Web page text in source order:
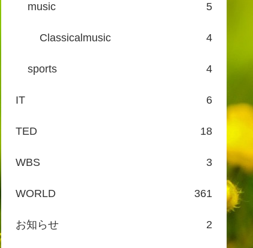
music 5
Classicalmusic 4
sports 4
IT 6
TED 18
WBS 3
WORLD 361
お知らせ 2